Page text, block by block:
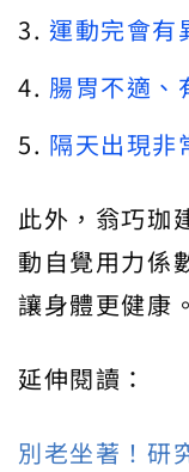
運動完會有
腸胃不適、
隔天出現非
此外，翁巧珈
動自覺用力係
讓身體更健康。
延伸閱讀：
別老坐著！研